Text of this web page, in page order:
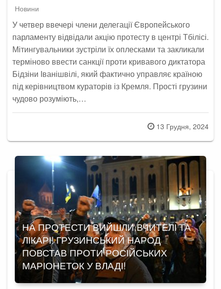
Новини
У четвер ввечері члени делегації Європейського
парламенту відвідали акцію протесту в центрі Тбілісі.
Мітингувальники зустріли їх оплесками та закликали
терміново ввести санкції проти кривавого диктатора
Бідзіни Іванішвілі, який фактично управляє країною
під керівництвом кураторів із Кремля. Прості грузини
чудово розуміють,…
Posted
on
13 Грудня, 2024
НА ПРОТЕСТИ ВИЙШЛИ ВЧИТЕЛІ ТА
ЛІКАРІ! ГРУЗИНСЬКИЙ НАРОД
ПОВСТАВ ПРОТИ РОСІЙСЬКИХ
МАРІОНЕТОК У ВЛАДІ!